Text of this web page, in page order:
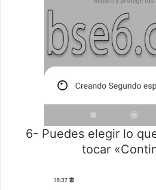
6- Puedes elegir lo
tocar